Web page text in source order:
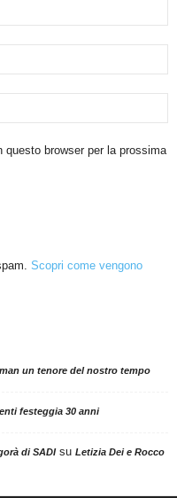
browser per la prossima
Scopri come vengono
un tenore del nostro tempo
festeggia 30 anni
di SADIsu Letizia Dei e Rocco